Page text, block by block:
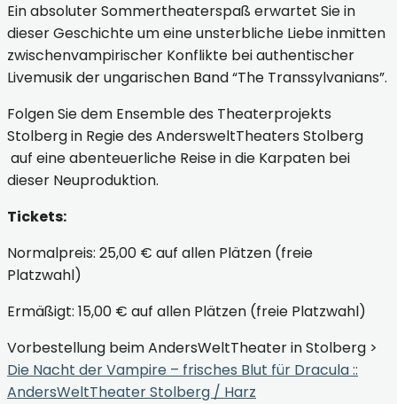
Ein absoluter Sommertheaterspaß erwartet Sie in
dieser Geschichte um eine unsterbliche Liebe inmitten
zwischenvampirischer Konflikte bei authentischer
Livemusik der ungarischen Band “The Transsylvanians”.
Folgen Sie dem Ensemble des Theaterprojekts
Stolberg in Regie des AndersweltTheaters Stolberg
auf eine abenteuerliche Reise in die Karpaten bei
dieser Neuproduktion.
Tickets:
Normalpreis: 25,00 € auf allen Plätzen (freie
Platzwahl)
Ermäßigt: 15,00 € auf allen Plätzen (freie Platzwahl)
Vorbestellung beim AndersWeltTheater in Stolberg >
Die Nacht der Vampire – frisches Blut für Dracula ::
AndersWeltTheater Stolberg / Harz